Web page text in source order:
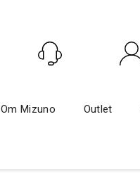
Om Mizuno Outlet